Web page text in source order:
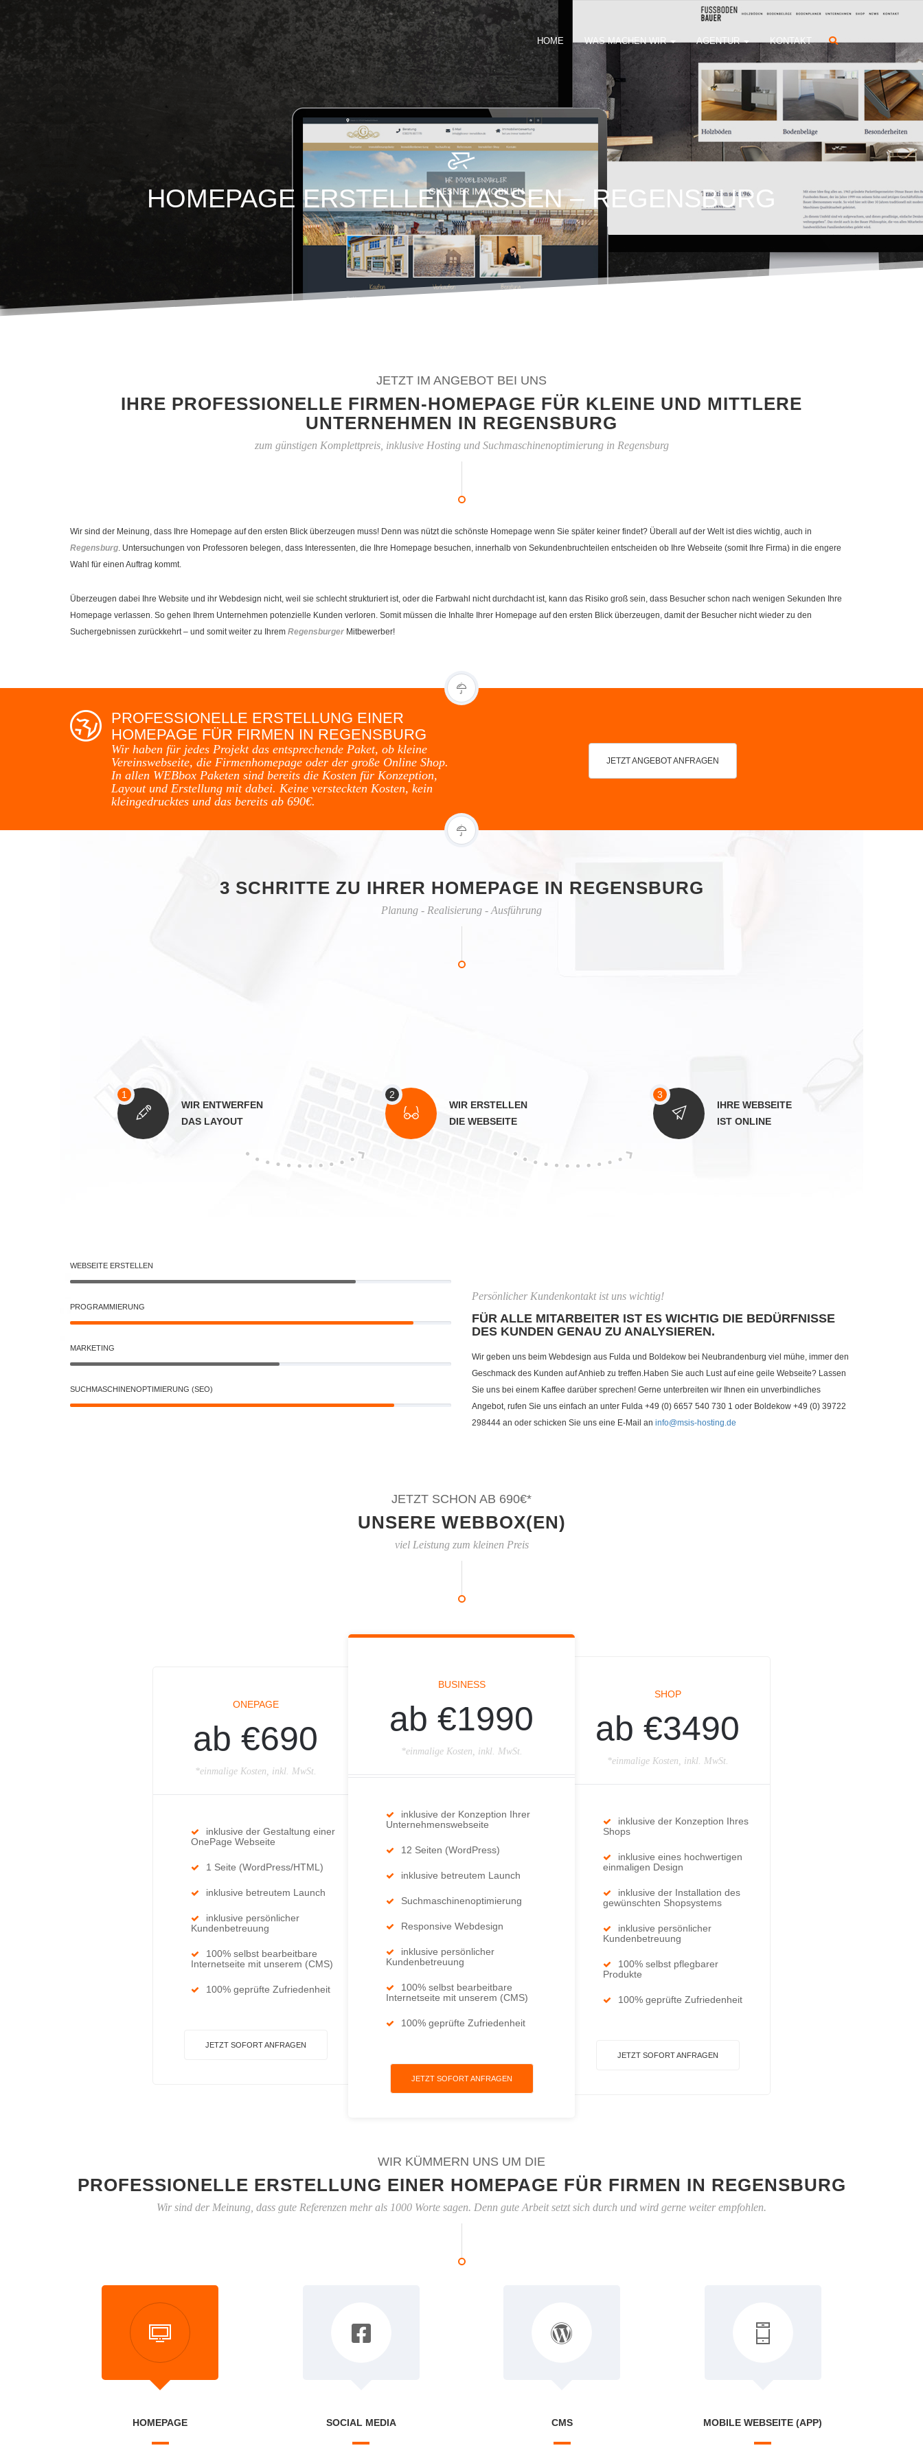
HOME WAS MACHEN WIR AGENTUR KONTAKT
HOMEPAGE ERSTELLEN LASSEN – REGENSBURG
JETZT IM ANGEBOT BEI UNS
IHRE PROFESSIONELLE FIRMEN-HOMEPAGE FÜR KLEINE UND MITTLERE
UNTERNEHMEN IN REGENSBURG
zum günstigen Komplettpreis, inklusive Hosting und Suchmaschinenoptimierung in Regensburg
Wir sind der Meinung, dass Ihre Homepage auf den ersten Blick überzeugen muss! Denn was nützt die schönste Homepage wenn Sie später keiner findet? Überall auf der Welt ist dies wichtig, auch in
Regensburg. Untersuchungen von Professoren belegen, dass Interessenten, die Ihre Homepage besuchen, innerhalb von Sekundenbruchteilen entscheiden ob Ihre Webseite (somit Ihre Firma) in die engere
Wahl für einen Auftrag kommt.
Überzeugen dabei Ihre Website und ihr Webdesign nicht, weil sie schlecht strukturiert ist, oder die Farbwahl nicht durchdacht ist, kann das Risiko groß sein, dass Besucher schon nach wenigen Sekunden Ihre
Homepage verlassen. So gehen Ihrem Unternehmen potenzielle Kunden verloren. Somit müssen die Inhalte Ihrer Homepage auf den ersten Blick überzeugen, damit der Besucher nicht wieder zu den
Suchergebnissen zurückkehrt – und somit weiter zu Ihrem Regensburger Mitbewerber!
PROFESSIONELLE ERSTELLUNG EINER
HOMEPAGE FÜR FIRMEN IN REGENSBURG
Wir haben für jedes Projekt das entsprechende Paket, ob kleine
Vereinswebseite, die Firmenhomepage oder der große Online Shop.
In allen WEBbox Paketen sind bereits die Kosten für Konzeption,
Layout und Erstellung mit dabei. Keine versteckten Kosten, kein
kleingedrucktes und das bereits ab 690€.
JETZT ANGEBOT ANFRAGEN
3 SCHRITTE ZU IHRER HOMEPAGE IN REGENSBURG
Planung - Realisierung - Ausführung
WIR ENTWERFEN
DAS LAYOUT
WIR ERSTELLEN
DIE WEBSEITE
IHRE WEBSEITE
IST ONLINE
WEBSEITE ERSTELLEN
PROGRAMMIERUNG
MARKETING
SUCHMASCHINENOPTIMIERUNG (SEO)
Persönlicher Kundenkontakt ist uns wichtig!
FÜR ALLE MITARBEITER IST ES WICHTIG DIE BEDÜRFNISSE
DES KUNDEN GENAU ZU ANALYSIEREN.
Wir geben uns beim Webdesign aus Fulda und Boldekow bei Neubrandenburg viel mühe, immer den
Geschmack des Kunden auf Anhieb zu treffen.Haben Sie auch Lust auf eine geile Webseite? Lassen
Sie uns bei einem Kaffee darüber sprechen! Gerne unterbreiten wir Ihnen ein unverbindliches
Angebot, rufen Sie uns einfach an unter Fulda +49 (0) 6657 540 730 1 oder Boldekow +49 (0) 39722
298444 an oder schicken Sie uns eine E-Mail an info@msis-hosting.de
JETZT SCHON AB 690€*
UNSERE WEBBOX(EN)
viel Leistung zum kleinen Preis
ONEPAGE
ab €690
*einmalige Kosten, inkl. MwSt.
inklusive der Gestaltung einer
OnePage Webseite
1 Seite (WordPress/HTML)
inklusive betreutem Launch
inklusive persönlicher
Kundenbetreuung
100% selbst bearbeitbare
Internetseite mit unserem (CMS)
100% geprüfte Zufriedenheit
JETZT SOFORT ANFRAGEN
BUSINESS
ab €1990
*einmalige Kosten, inkl. MwSt.
inklusive der Konzeption Ihrer
Unternehmenswebseite
12 Seiten (WordPress)
inklusive betreutem Launch
Suchmaschinenoptimierung
Responsive Webdesign
inklusive persönlicher
Kundenbetreuung
100% selbst bearbeitbare
Internetseite mit unserem (CMS)
100% geprüfte Zufriedenheit
JETZT SOFORT ANFRAGEN
SHOP
ab €3490
*einmalige Kosten, inkl. MwSt.
inklusive der Konzeption Ihres
Shops
inklusive eines hochwertigen
einmaligen Design
inklusive der Installation des
gewünschten Shopsystems
inklusive persönlicher
Kundenbetreuung
100% selbst pflegbarer
Produkte
100% geprüfte Zufriedenheit
JETZT SOFORT ANFRAGEN
WIR KÜMMERN UNS UM DIE
PROFESSIONELLE ERSTELLUNG EINER HOMEPAGE FÜR FIRMEN IN REGENSBURG
Wir sind der Meinung, dass gute Referenzen mehr als 1000 Worte sagen. Denn gute Arbeit setzt sich durch und wird gerne weiter empfohlen.
HOMEPAGE SOCIAL MEDIA CMS MOBILE WEBSEITE (APP)